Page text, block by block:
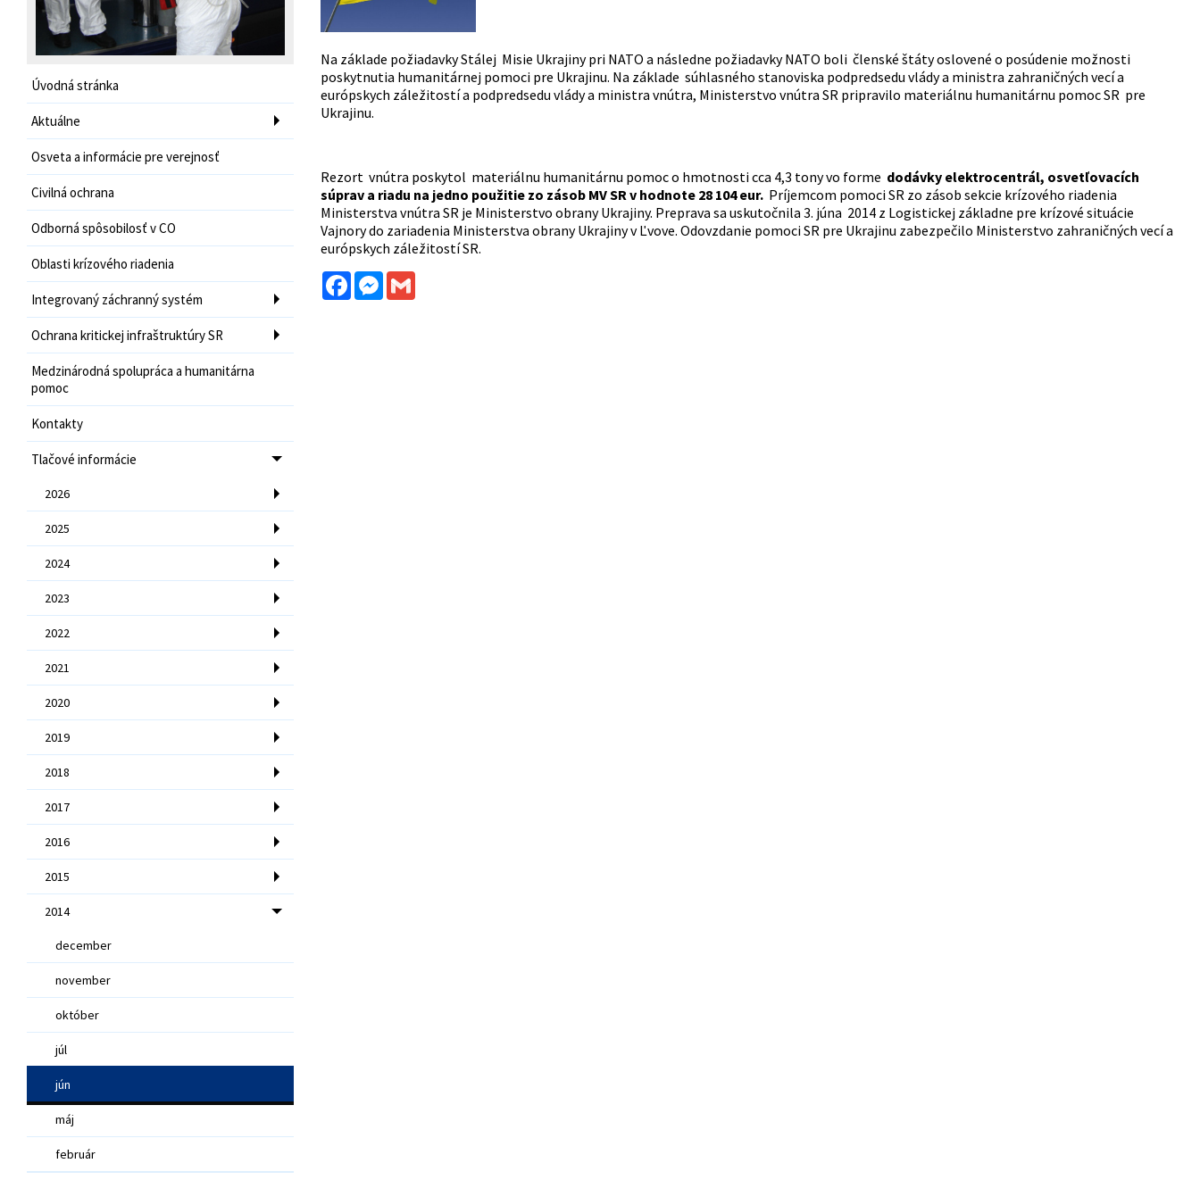
Úvodná stránka
Aktuálne
Osveta a informácie pre verejnosť
Civilná ochrana
Odborná spôsobilosť v CO
Oblasti krízového riadenia
Integrovaný záchranný systém
Ochrana kritickej infraštruktúry SR
Medzinárodná spolupráca a humanitárna
pomoc
Kontakty
Tlačové informácie
2026
2025
2024
2023
2022
2021
2020
2019
2018
2017
2016
2015
2014
december
november
október
júl
jún
máj
február
Na základe požiadavky Stálej Misie Ukrajiny pri NATO a následne požiadavky NATO boli členské štáty oslovené o posúdenie možnosti
poskytnutia humanitárnej pomoci pre Ukrajinu. Na základe súhlasného stanoviska podpredsedu vlády a ministra zahraničných vecí a
európskych záležitostí a podpredsedu vlády a ministra vnútra, Ministerstvo vnútra SR pripravilo materiálnu humanitárnu pomoc SR pre
Ukrajinu.
Rezort vnútra poskytol materiálnu humanitárnu pomoc o hmotnosti cca 4,3 tony vo forme dodávky elektrocentrál, osvetľovacích
súprav a riadu na jedno použitie zo zásob MV SR v hodnote 28 104 eur. Príjemcom pomoci SR zo zásob sekcie krízového riadenia
Ministerstva vnútra SR je Ministerstvo obrany Ukrajiny. Preprava sa uskutočnila 3. júna 2014 z Logistickej základne pre krízové situácie
Vajnory do zariadenia Ministerstva obrany Ukrajiny v Ľvove. Odovzdanie pomoci SR pre Ukrajinu zabezpečilo Ministerstvo zahraničných vecí a
európskych záležitostí SR.
FacebookMessenger
Gmail